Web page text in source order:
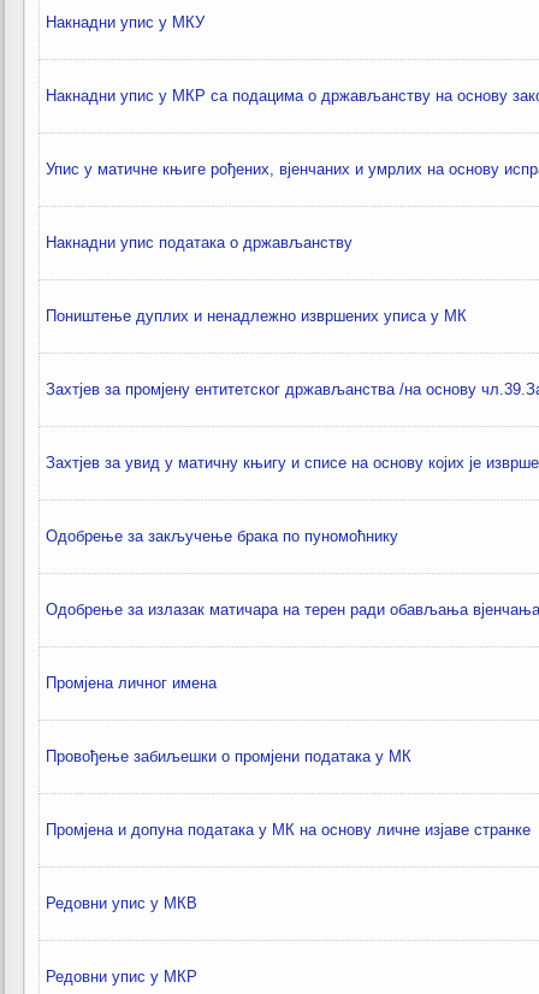
Накнадни упис у МКУ
Накнадни упис у МКР са подацима о држављанству на основу
Упис у матичне књиге рођених, вјенчаних и умрлих на основу
Накнадни упис података о држављанству
Поништење дуплих и ненадлежно извршених уписа у МК
Захтјев за промјену ентитетског држављанства /на основу
Захтјев за увид у матичну књигу и списе на основу којих је
Одобрење за закључење брака по пуномоћнику
Одобрење за излазак матичара на терен ради обављања вјенчања
Промјена личног имена
Провођење забиљешки о промјени података у МК
Промјена и допуна података у МК на основу личне изјаве странке
Редовни упис у МКВ
Редовни упис у МКР